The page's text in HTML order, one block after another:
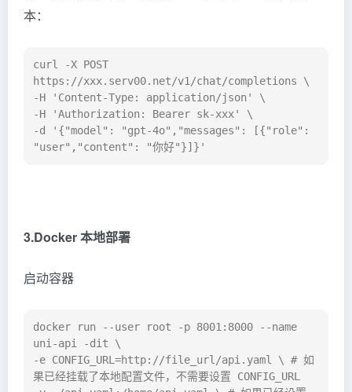
本：
curl -X POST
https://xxx.serv00.net/v1/chat/completions \
-H 'Content-Type: application/json' \
-H 'Authorization: Bearer sk-xxx' \
-d '{"model": "gpt-4o","messages": [{"role":
"user","content": "你好"}]}'
3.Docker 本地部署
启动容器
docker run --user root -p 8001:8000 --name
uni-api -dit \
-e CONFIG_URL=http://file_url/api.yaml \ # 如
果已经挂载了本地配置文件，不需要设置 CONFIG_URL